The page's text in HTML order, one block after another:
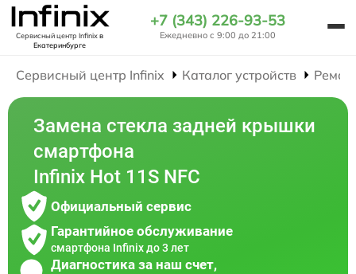
Сервисный центр Infinixв
Екатеринбурге
+7 (343) 226-93-53
Ежедневно с 9:00 до 21:00
Сервисный центр Infinix Каталог устройств
Замена стекла задней крышки
смартфона
Infinix Hot 11S NFC
Официальный сервис
Гарантийное обслуживание
смартфона Infinix до 3 лет
Диагностика за наш счет,